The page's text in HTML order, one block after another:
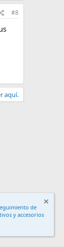
#8
aquí.
de
y accesorios